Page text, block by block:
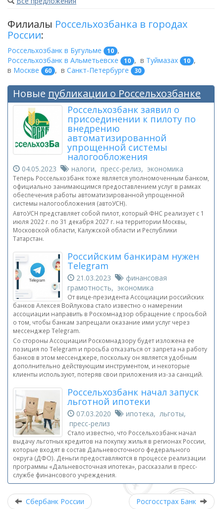
Филиалы Россельхозбанка в городах
России:
Россельхозбанк в Бугульме 10 ,
Россельхозбанк в Альметьевске
10 , в Туймазах 10 ,
в Москве 60 , в Санкт-Петербурге 30
Новые публикации о Россельхозбанке
Россельхозбанк заявил о
присоединении к пилоту по
внедрению
автоматизированной
упрощенной системы
налогообложения
04.05.2023 налоги, пресс-релиз, экономика
Теперь Россельхозбанк тоже является уполномоченным банком,
официально занимающимся предоставлением услуг в рамках
обеспечения работы автоматизированной упрощенной
системы налогообложения (автоУСН).
АвтоУСН представляет собой пилот, который ФНС реализует с 1
июля 2022 г. по 31 декабря 2027 г. на территории Москвы,
Московской области, Калужской области и Республики
Татарстан.
Российским банкирам нужен
Telegram
21.03.2023
финансовая
грамотность, экономика
От вице-президента Ассоциации российских
банков Алексея Войлукова стало известно о намерении
ассоциации направить в Роскомнадзор обращение с просьбой
о том, чтобы банкам запрещали оказание ими услуг через
мессенджер Telegram.
Со стороны Ассоциации Роскомнадзору будет изложена ее
позиция по Telegram и просьба отказаться от запрета на работу
банков в этом мессенджере, поскольку он является удобным
дополнительно действующим инструментом, и некоторые
клиенты используют, потеряв свои приложения из-за санкций.
Россельхозбанк начал запуск
льготной ипотеки
07.03.2020
ипотека, льготы,
пресс-релиз
Стало известно, что Россельхозбанк начал
выдачу льготных кредитов на покупку жилья в регионах России,
которые входят в состав Дальневосточного федерального
округа (ДФО). Деньги предоставляются в процессе реализации
программы «Дальневосточная ипотека», рассказали в пресс-
службе финансового учреждения.
Сбербанк России Росгосстрах Банк